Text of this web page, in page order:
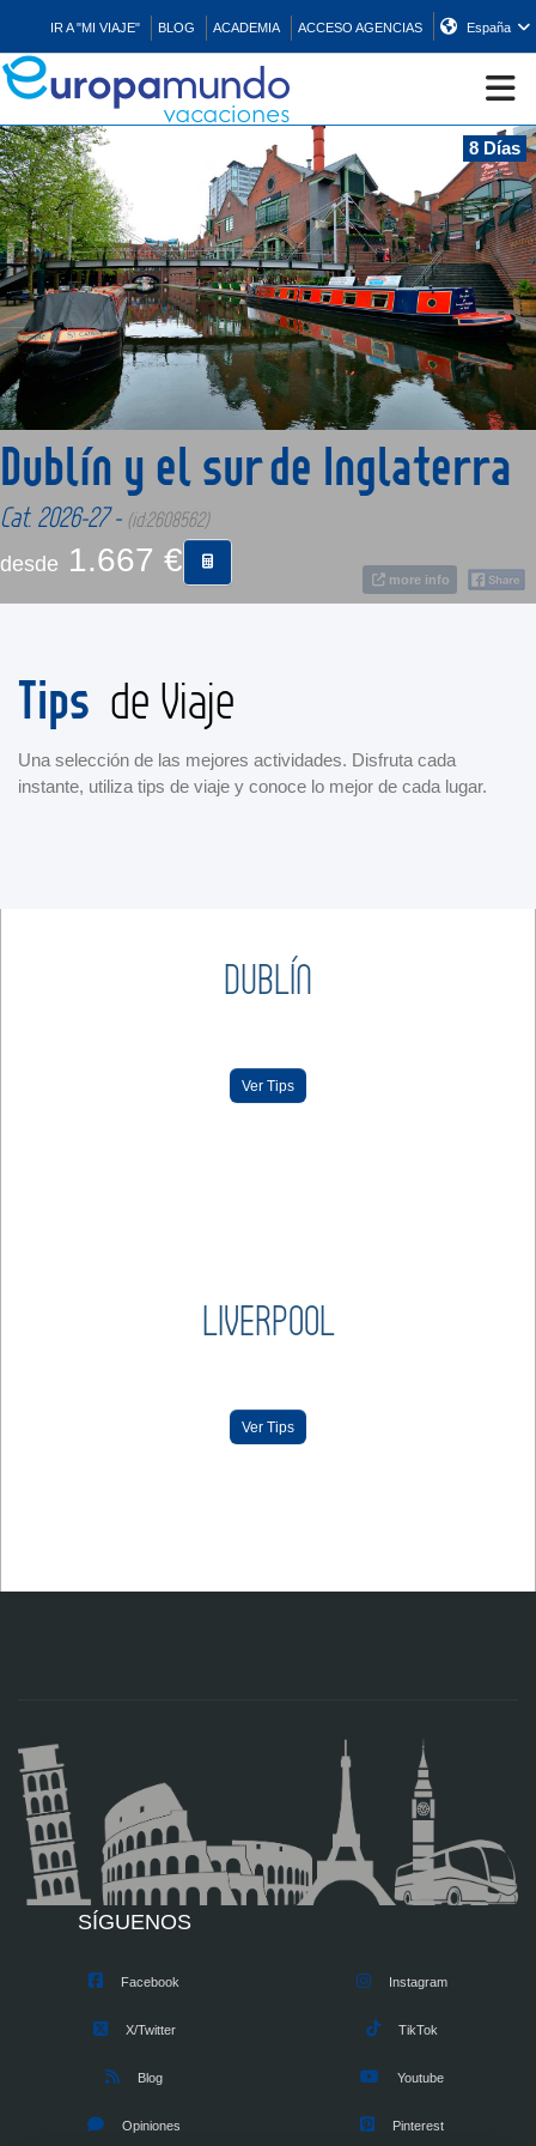
IR A "MI VIAJE" BLOG ACADEMIA ACCESO AGENCIAS España
CRUCEROS
EUROPA
ASIA
ORIENTE
PROMOCIONES
CONTACTO
8 Días
more info
Dublín y el sur de Inglaterra
Cat. 2026-27 - (id:2608562)
desde 1.667 €
Tips de Viaje
Una selección de las mejores actividades. Disfruta cada
instante, utiliza tips de viaje y conoce lo mejor de cada lugar.
DUBLÍN
Ver Tips
LIVERPOOL
Ver Tips
SÍGUENOS
Facebook
X/Twitter
Blog
Opiniones
Instagram
TikTok
Youtube
Pinterest